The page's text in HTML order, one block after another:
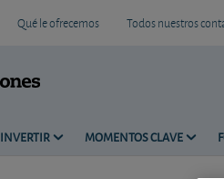
Qué le ofrecemos Todos nuestros
INVERTIR MOMENTOS CLAVE